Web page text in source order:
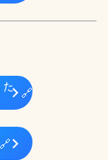
た
🔗
🔗